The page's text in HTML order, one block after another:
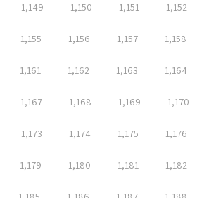
1,149 1,150 1,151 1,152
1,155 1,156 1,157 1,158
1,161 1,162 1,163 1,164
1,167 1,168 1,169 1,170
1,173 1,174 1,175 1,176
1,179 1,180 1,181 1,182